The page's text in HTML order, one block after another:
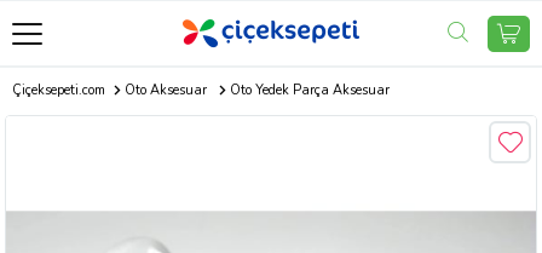
Çiçeksepeti.com Oto Aksesuar Oto Yedek Parça Aksesuar